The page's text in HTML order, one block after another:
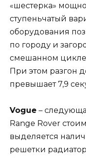
«шестерка»
ступеньчатый
оборудования
по городу и
смешанном цикле
При этом разгон
превышает 7,9
Vogue –
Range Rover
выделяется
решетки